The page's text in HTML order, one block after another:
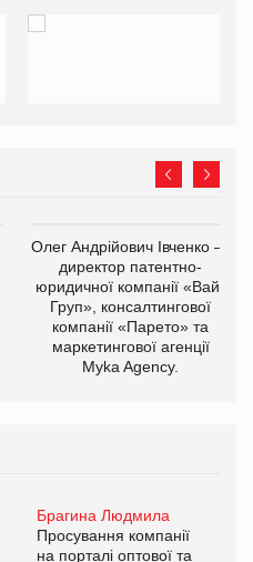
Олег Андрійович Івченко —
директор патентно-
юридичної компанії «Вайз
Груп», консалтингової
компанії «Парето» та
маркетингової агенції
Myka Agency.
Брагина Людмила
Просування компанії
на порталі оптової та